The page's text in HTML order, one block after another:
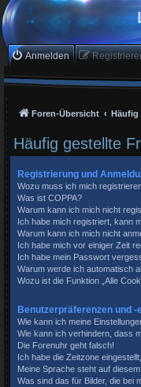
Anmelden
Foren-Übersicht Häufig
Häufig gestellte
Registrierung und
Wozu muss ich mich
Was ist COPPA?
Warum kann ich mich nicht
Ich habe mich registriert, kann
Warum kann ich mich nicht
Ich habe mich vor einiger Zeit
Ich habe mein Passwort
Warum werde ich automatisch
Wozu ist die Funktion „Alle
Benutzerpräferenzen und -
Wie kann ich meine
Wie kann ich verhindern, dass
Die Forenuhr geht falsch!
Ich habe die Zeitzone
Meine Sprache steht auf
Was sind das für Bilder, die bei